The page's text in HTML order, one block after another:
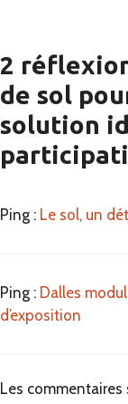
2
de sol
solution
Ping : Le sol, un
Ping : Dalles
d’exposition
Les